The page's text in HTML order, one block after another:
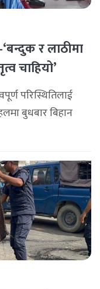
र लाठीमा
चाहियो’
परिस्थितिलाई
बुधबार बिहान
सभापति रवि